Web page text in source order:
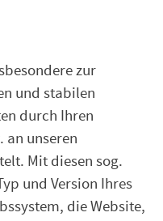
zur
und stabilen
durch Ihren
an unseren
Mit diesen sog.
und Version Ihres
die Website,